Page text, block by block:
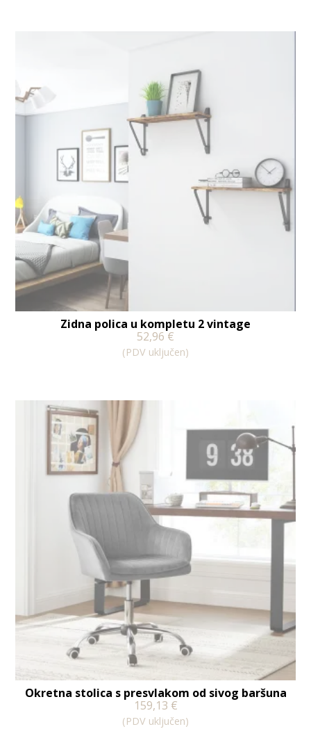
Zidna polica u kompletu 2 vintage
52,96 €
(PDV uključen)
Okretna stolica s presvlakom od sivog baršuna
159,13 €
(PDV uključen)